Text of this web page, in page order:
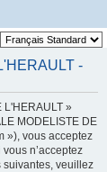
-
L'HERAULT »
MODELISTE DE
»), vous acceptez
n’acceptez
suivantes, veuillez